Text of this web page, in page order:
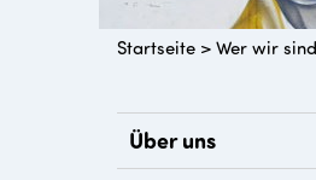
Startseite > Wer wir
Über uns